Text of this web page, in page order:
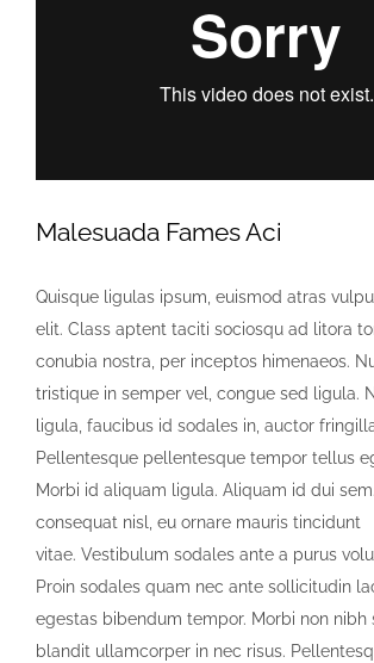
Malesuada Fames Aci
Quisque ligulas ipsum, euismod atras
elit. Class aptent taciti sociosqu ad litora
conubia nostra, per inceptos himenaeos.
tristique in semper vel, congue sed ligula.
ligula, faucibus id sodales in, auctor
Pellentesque pellentesque tempor tellus
Morbi id aliquam ligula. Aliquam id dui
consequat nisl, eu ornare mauris tincidunt
vitae. Vestibulum sodales ante a purus
Proin sodales quam nec ante sollicitudin
egestas bibendum tempor. Morbi non nibh
blandit ullamcorper in nec risus.